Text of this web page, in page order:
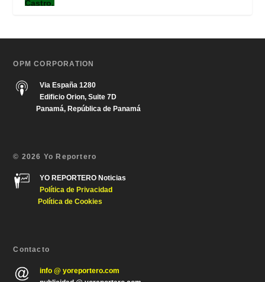
OPM CORPORATION
Via España 1280
Edificio Orion, Suite 7D
Panamá, República de Panamá
© 2026 Yo Reportero
YO REPORTERO Noticias
Política de Privacidad
Política de Cookies
Contacto
info @ yoreportero.com